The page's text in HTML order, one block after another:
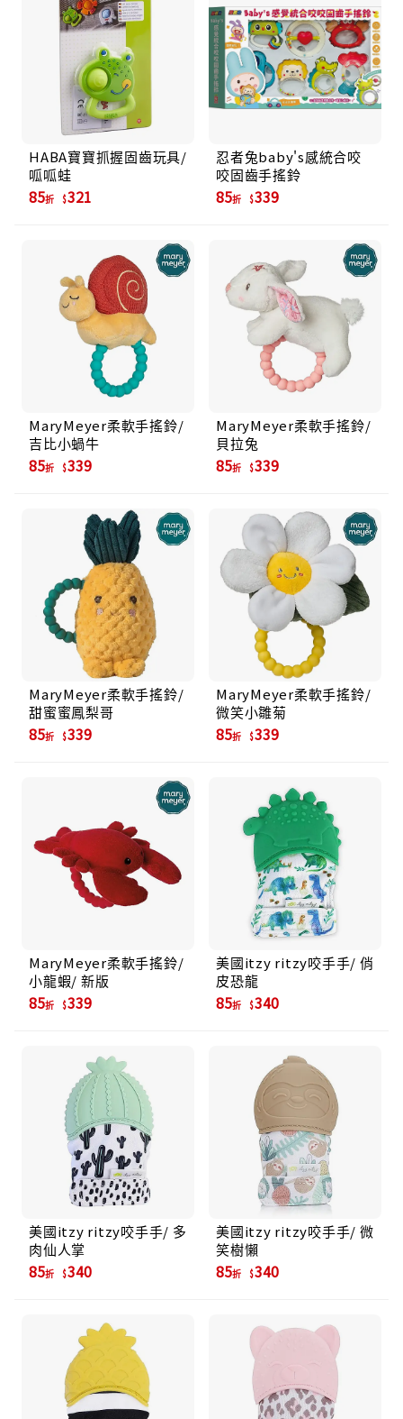
HABA寶寶抓握固齒玩具/
呱呱蛙
85折 321
忍者兔baby's感統合咬
咬固齒手搖鈴
85折 339
MaryMeyer柔軟手搖鈴/
吉比小蝸牛
85折 339
MaryMeyer柔軟手搖鈴/
貝拉兔
85折 339
MaryMeyer柔軟手搖鈴/
甜蜜蜜鳳梨哥
85折 339
MaryMeyer柔軟手搖鈴/
微笑小雛菊
85折 339
MaryMeyer柔軟手搖鈴/
小龍蝦/ 新版
85折 339
美國itzy ritzy咬手手/ 俏
皮恐龍
85折 340
美國itzy ritzy咬手手/ 多
肉仙人掌
85折 340
美國itzy ritzy咬手手/ 微
笑樹懶
85折 340